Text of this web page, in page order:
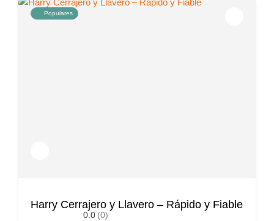
Populares
Harry Cerrajero y Llavero – Rápido y Fiable
0.0 (0)